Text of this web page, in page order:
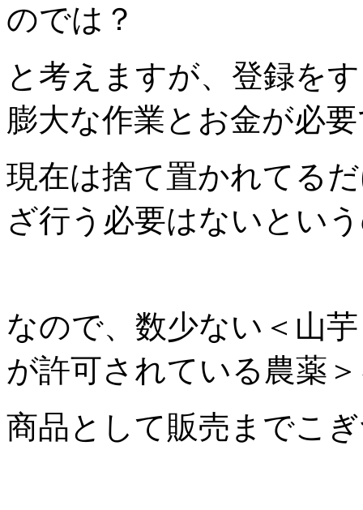
のでは？
と考えますが、登録を
膨大な作業とお金が必
現在は捨て置かれてる
ざ行う必要はないとい
なので、数少ない＜山
が許可されている農薬
商品として販売までこ